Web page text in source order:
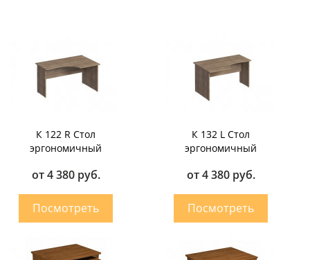
К 122 R Стол
эргономичный
от 4 380 руб.
К 132 L Стол
эргономичный
от 4 380 руб.